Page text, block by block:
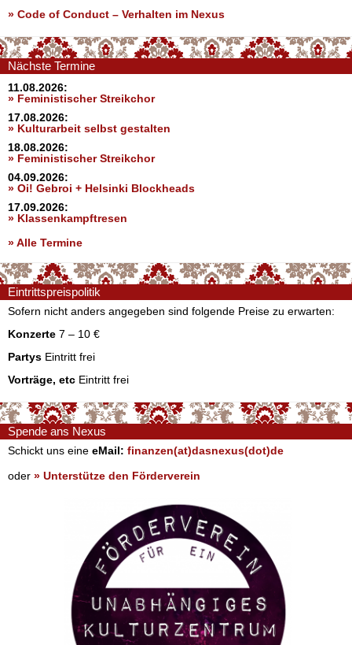
» Code of Conduct – Verhalten im Nexus
Nächste Termine
11.08.2026:
» Feministischer Streikchor
17.08.2026:
» Kulturarbeit selbst gestalten
18.08.2026:
» Feministischer Streikchor
04.09.2026:
» Oi! Gebroi + Helsinki Blockheads
17.09.2026:
» Klassenkampftresen
» Alle Termine
Eintrittspreispolitik
Sofern nicht anders angegeben sind folgende Preise zu erwarten:
Konzerte 7 – 10 €
Partys Eintritt frei
Vorträge, etc Eintritt frei
Spende ans Nexus
Schickt uns eine eMail: finanzen(at)dasnexus(dot)de
oder » Unterstütze den Förderverein